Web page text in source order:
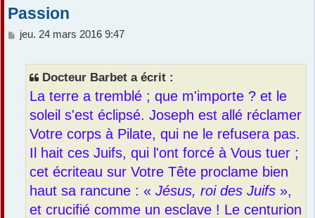
Passion
M
jeu. 24 mars 2016 9:47
Docteur Barbet a écrit :
La terre a tremblé ; que m'importe ? et le
soleil s'est éclipsé. Joseph est allé réclamer
Votre corps à Pilate, qui ne le refusera pas.
Il hait ces Juifs, qui l'ont forcé à Vous tuer ;
cet écriteau sur Votre Tête proclame bien
haut sa rancune : « Jésus, roi des Juifs »,
et crucifié comme un esclave ! Le centurion